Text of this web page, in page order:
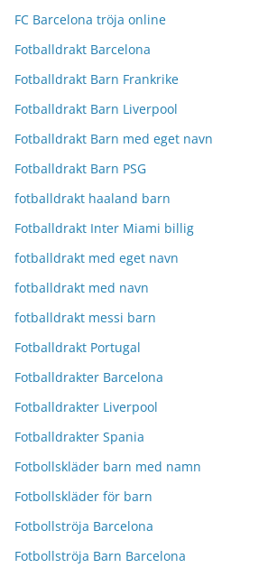
FC Barcelona tröja online
Fotballdrakt Barcelona
Fotballdrakt Barn Frankrike
Fotballdrakt Barn Liverpool
Fotballdrakt Barn med eget navn
Fotballdrakt Barn PSG
fotballdrakt haaland barn
Fotballdrakt Inter Miami billig
fotballdrakt med eget navn
fotballdrakt med navn
fotballdrakt messi barn
Fotballdrakt Portugal
Fotballdrakter Barcelona
Fotballdrakter Liverpool
Fotballdrakter Spania
Fotbollskläder barn med namn
Fotbollskläder för barn
Fotbollströja Barcelona
Fotbollströja Barn Barcelona